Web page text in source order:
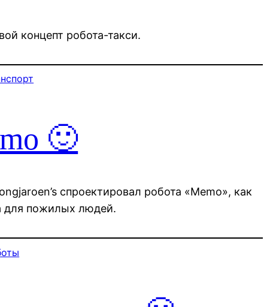
концепт робота-такси.
🙂
спроектировал робота «Memo», как
для пожилых людей.